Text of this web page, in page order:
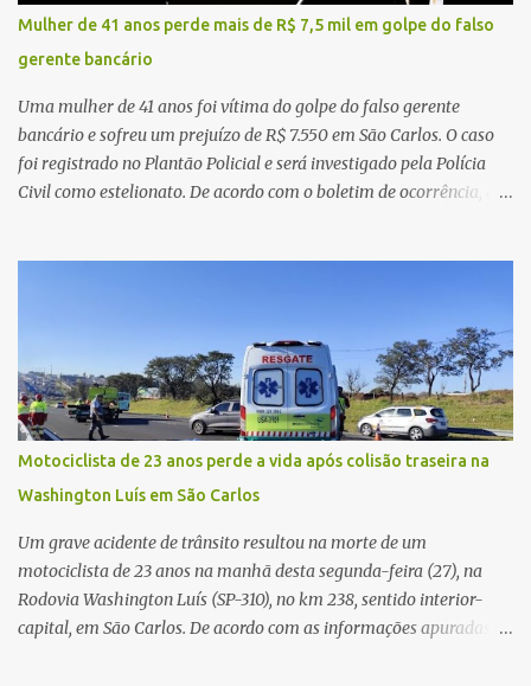
de demandas crescentes e recursos necessariamente limitados, a
principal missão da gestão pública não é apenas investir mais,
mas decidir melhor onde investir para produzir o maior benefício
possível à população. Essa reflexão encontra respaldo tanto na
teoria da admini...
Mulher de 41 anos perde mais de R$ 7,5 mil em golpe do falso
gerente bancário
Uma mulher de 41 anos foi vítima do golpe do falso gerente
bancário e sofreu um prejuízo de R$ 7.550 em São Carlos. O caso
foi registrado no Plantão Policial e será investigado pela Polícia
Civil como estelionato. De acordo com o boletim de ocorrência, a
ser realizados. Dias depois, o golpista enviou um documento em
PDF simulando uma comunicação oficial da instituição financeira.
Na sequência, entrou em contato por telefone e encaminhou um
link, orientando a vítima a acessá-lo pelo computador para
concluir a suposta atualização cadastral. Após realizar o
procedimento, a conta bancária ficou bloqueada por algumas
horas. Sem conseguir acessar o sistema, a vítima tentou
novamente contato com o suposto gerente, mas não obteve
resposta. Na segunda-fe...
Motociclista de 23 anos perde a vida após colisão traseira na
Washington Luís em São Carlos
Um grave acidente de trânsito resultou na morte de um
motociclista de 23 anos na manhã desta segunda-feira (27), na
Rodovia Washington Luís (SP-310), no km 238, sentido interior-
capital, em São Carlos. De acordo com as informações apuradas no